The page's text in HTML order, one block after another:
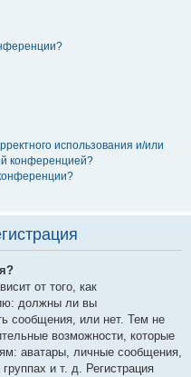
использования и/или
конференцией?
от того, как
должны ли вы
сообщения, или нет. Тем не
возможности, которые
аватары, личные сообщения,
и т. д. Регистрация